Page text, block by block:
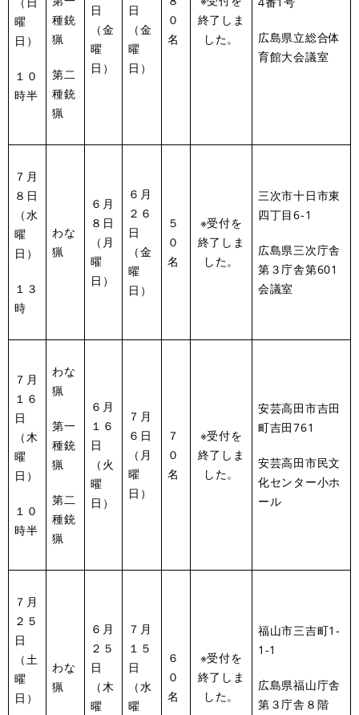
曜
日）
１０
時半
種銃
猟
第二
種銃
猟
日
（金
曜
日）
日
（金
曜
日）
０
名
終了しま
した。
広島県立総合体
育館大会議室
７月
８日
（水
曜
日）
１３
時
わな
猟
６月
８日
（月
曜
日）
６月
２６
日
（金
曜
日）
５
０
名
※受付を
終了しま
した。
三次市十日市東
四丁目6-1
広島県三次庁舎
第３庁舎第601
会議室
７月
１６
日
（木
曜
日）
１０
時半
わな
猟
第一
種銃
猟
第二
種銃
猟
６月
１６
日
（火
曜
日）
７月
６日
（月
曜
日）
７
０
名
※受付を
終了しま
した。
安芸高田市吉田
町吉田761
安芸高田市民文
化センター小ホ
ール
７月
２５
日
（土
曜
日）
わな
猟
６月
２５
日
（木
曜
７月
１５
日
（水
曜
６
０
名
※受付を
終了しま
した。
福山市三吉町1-
1-1
広島県福山庁舎
第３庁舎８階